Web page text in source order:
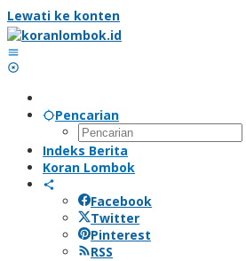
Lewati ke konten
Pencarian
Indeks Berita
Koran Lombok
Facebook
Twitter
Pinterest
RSS